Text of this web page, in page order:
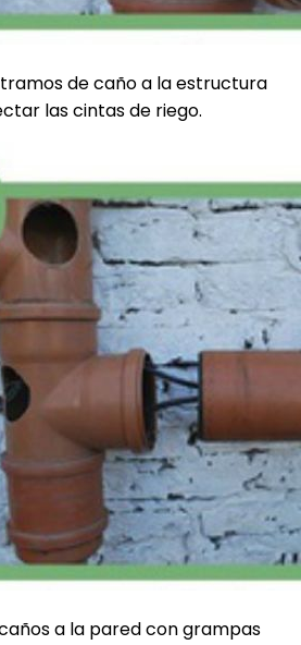
de caño a la estructura
las cintas de riego.
a la pared con grampas